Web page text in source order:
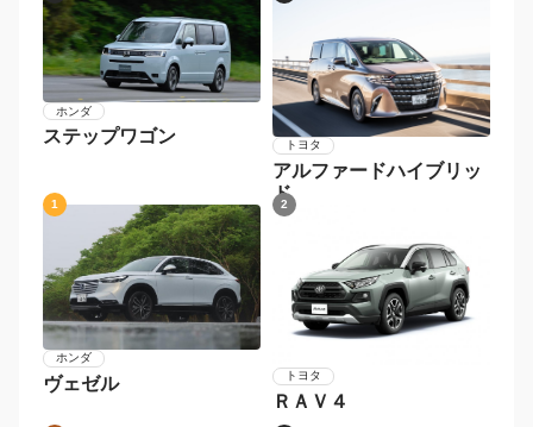
ホンダ
ステップワゴン トヨタ
アルファードハイブリッ
ド
1
ホンダ
ヴェゼル
2
トヨタ
ＲＡＶ４